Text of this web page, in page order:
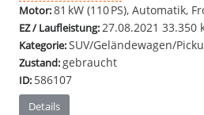
Motor:81 kW (110 PS), Automatik,
EZ / Laufleistung:27.08.2021 33.350
Kategorie:SUV/Geländewagen/
Zustand:gebraucht
ID: 586107
Details